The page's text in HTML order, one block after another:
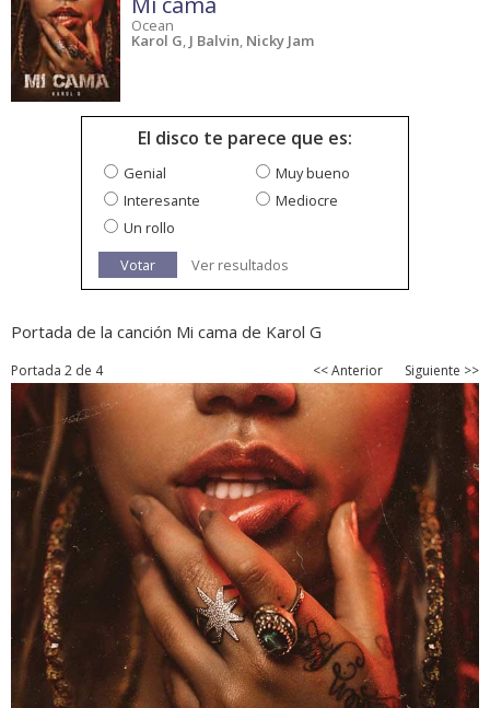
Ocean
Karol G, J Balvin, Nicky Jam
El disco te parece que es:
Genial
Muy bueno
Interesante
Mediocre
Un rollo
Votar
Ver resultados
Portada de la canción Mi cama de Karol G
Portada 2 de 4 << Anterior Siguiente >>